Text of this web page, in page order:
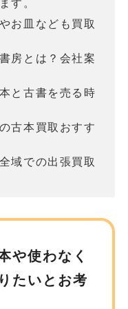
す。
お皿なども買取
房とは？会社案
と古書を売る時
古本買取おすす
域での出張買取
や使わなく
たいとお考